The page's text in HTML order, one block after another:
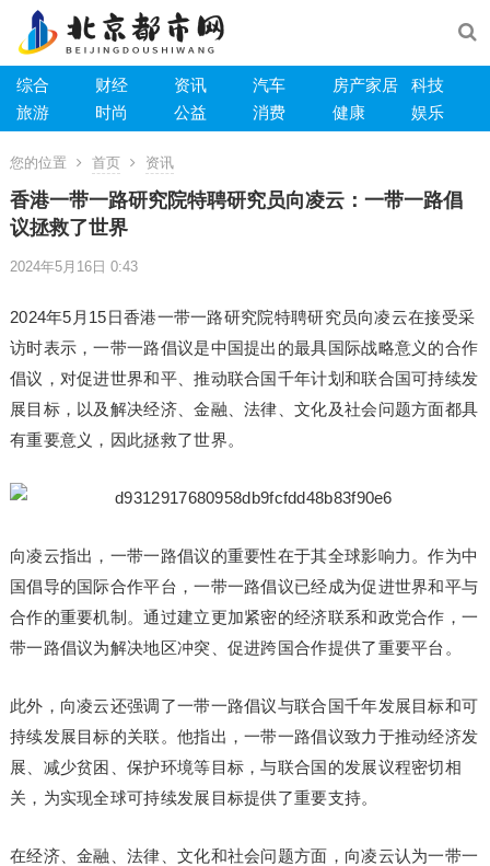
综合 财经 资讯 汽车 房产家居
科技
旅游
时尚 公益 消费 健康 娱乐
您的位置 首页 资讯
香港一带一路研究院特聘研究员向凌云：一带一路倡
议拯救了世界
2024年5月16日 0:43
2024年5月15日香港一带一路研究院特聘研究员向凌云在接受采
访时表示，一带一路倡议是中国提出的最具国际战略意义的合作
倡议，对促进世界和平、推动联合国千年计划和联合国可持续发
展目标，以及解决经济、金融、法律、文化及社会问题方面都具
有重要意义，因此拯救了世界。
向凌云指出，一带一路倡议的重要性在于其全球影响力。作为中
国倡导的国际合作平台，一带一路倡议已经成为促进世界和平与
合作的重要机制。通过建立更加紧密的经济联系和政党合作，一
带一路倡议为解决地区冲突、促进跨国合作提供了重要平台。
此外，向凌云还强调了一带一路倡议与联合国千年发展目标和可
持续发展目标的关联。他指出，一带一路倡议致力于推动经济发
展、减少贫困、保护环境等目标，与联合国的发展议程密切相
关，为实现全球可持续发展目标提供了重要支持。
在经济、金融、法律、文化和社会问题方面，向凌云认为一带一